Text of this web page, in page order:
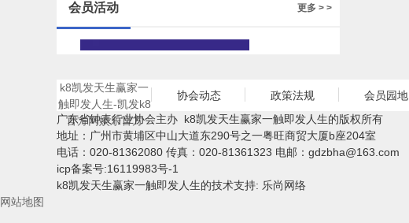
更多 > >
会员活动
k8凯发天生赢家一
触即发人生-凯发k8
官方网娱乐官方
协会动态 政策法规 会员园地
广东省钟表行业协会主办 k8凯发天生赢家一触即发人生的版权所有
地址：广州市黄埔区中山大道东290号之一粤旺商贸大厦b座204室
电话：020-81362080 传真：020-81361323 电邮： gdzbha@163.com
icp备案号:16119983号-1
k8凯发天生赢家一触即发人生的技术支持: 乐尚网络
网站地图